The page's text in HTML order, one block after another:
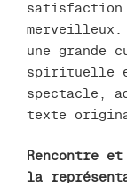
satisfaction
merveilleux.
une grande
spirituelle
spectacle,
texte
Rencontre
la